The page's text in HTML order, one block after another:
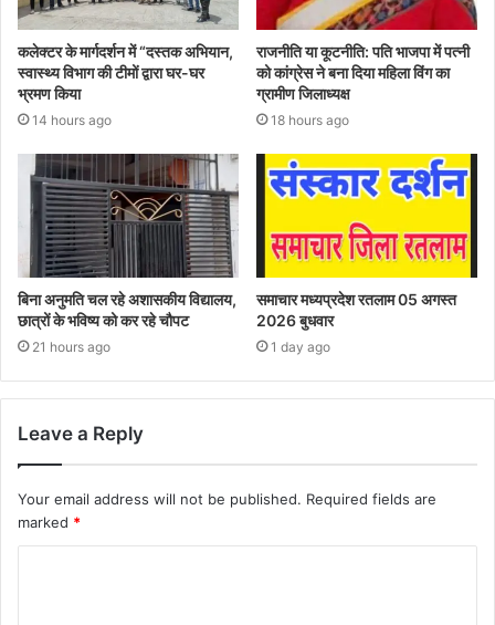
कलेक्टर के मार्गदर्शन में “दस्तक अभियान,‌
स्वास्थ्य विभाग की टीमों द्वारा घर-घर
भ्रमण किया
14 hours ago
राजनीति या कूटनीति: पति भाजपा में पत्नी
को कांग्रेस ने बना दिया महिला विंग का
ग्रामीण जिलाध्यक्ष
18 hours ago
बिना अनुमति चल रहे अशासकीय विद्यालय,
छात्रों के भविष्य को कर रहे चौपट
21 hours ago
समाचार मध्यप्रदेश रतलाम 05 अगस्त
2026 बुधवार
1 day ago
Leave a Reply
Your email address will not be published. Required fields are
marked *